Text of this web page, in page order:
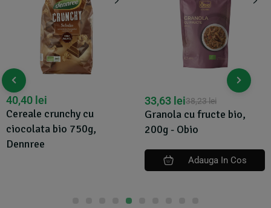
Cereale crunchy cu
ciocolata bio 750g,
Dennree
40,40 lei
Granola cu fructe bio,
200g - Obio
38,23lei
33,63 lei
Adauga In Cos